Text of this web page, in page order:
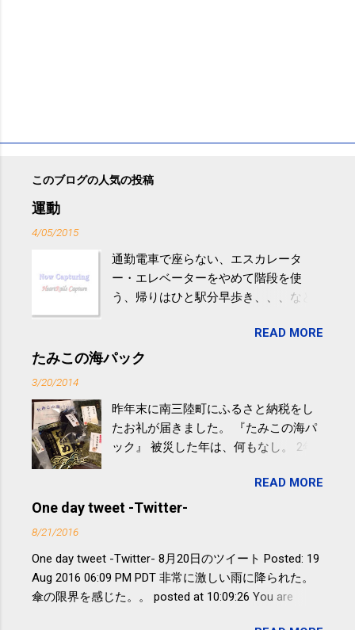
このブログの人気の投稿
運動
4/05/2015
通勤電車で座らない、エスカレータ
ー・エレベーターをやめて階段を使
う、帰りはひと駅分早歩き、、、など
やすい。 スポーツウェア・シューズで
するものだけが運動ではない。 食べ
けると改善する、との結果を筑波大の
研究チームが発表した。改善が期待で
きるのは、過度の飲酒が原因ではない
減らなくても効果があるという。 正田
教授は「汗ばむ程度の運動を毎日３０
波大「減量しなくても効果」 - ニュー
ス - アピタル（医療・健康）
READ MORE
たみこの海パック
3/20/2014
昨年末に南三陸町にふるさと納税をし
たお礼が届きました。 『たみこの海パ
ック』 被災した年は、何もなし。 2年
が『たみこの海パック』。 ボランティ
アや募金が苦手で、、、被災地の少し
全く考えていなかったので、貰えると
少しづつ復興してる感が伝わってきて
嬉しいです。 あと、ふるさと納税が節
READ MORE
One day tweet -Twitter-
8/21/2016
One day tweet -Twitter- 8月20日のツイート Posted: 19
Aug 2016 06:09 PM PDT 非常に激しい雨に降られた。
傘の限界を感じた。。 posted at 10:09:26 You are